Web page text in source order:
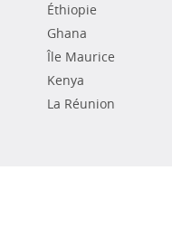
Éthiopie
Ghana
Île Maurice
Kenya
La Réunion